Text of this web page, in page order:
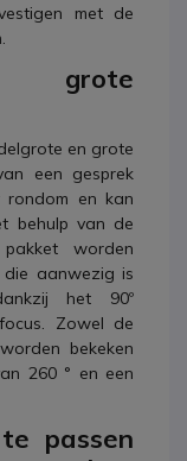
met de
grote
en grote
een gesprek
en kan
behulp van de
worden
die aanwezig is
het 90º
Zowel de
bekeken
260 ° en een
passen